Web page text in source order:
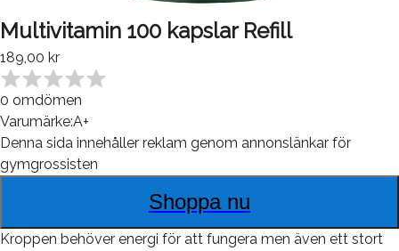
Multivitamin 100 kapslar Refill
189,00 kr
0 omdömen
Varumärke:A+
Denna sida innehåller reklam genom annonslänkar för
gymgrossisten
Shoppa nu
Kroppen behöver energi för att fungera men även ett stort